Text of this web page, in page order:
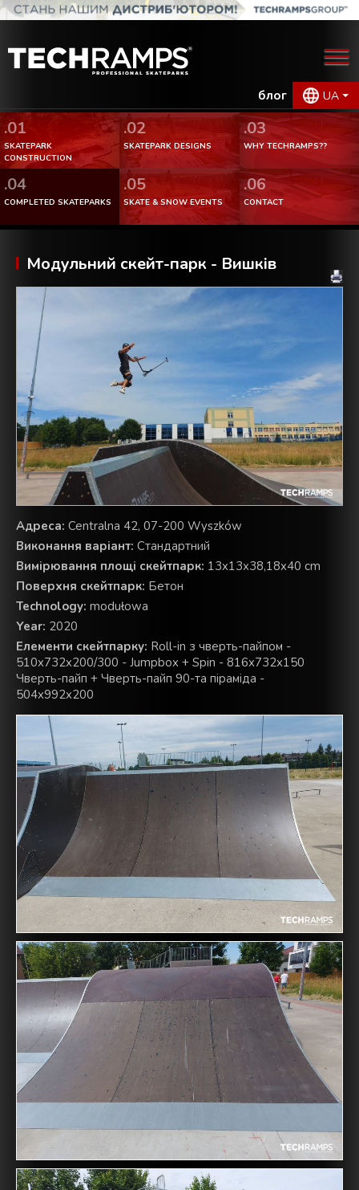
блог UA
.01
SKATEPARK
CONSTRUCTION
.02
SKATEPARK DESIGNS
.03
WHY TECHRAMPS??
.04
COMPLETED SKATEPARKS
.05
SKATE & SNOW EVENTS
.06
CONTACT
Модульний скейт-парк - Вишків
Aдреса: Centralna 42, 07-200 Wyszków
Виконання варіант: Стандартний
Вимірювання площі скейтпарк: 13x13x38,18x40 cm
Поверхня скейтпарк: Бетон
Technology: modułowa
Year: 2020
Елементи скейтпарку: Roll-in з чверть-пайпом -
510x732x200/300 - Jumpbox + Spin - 816x732x150
Чверть-пайп + Чверть-пайп 90-та піраміда -
504x992x200